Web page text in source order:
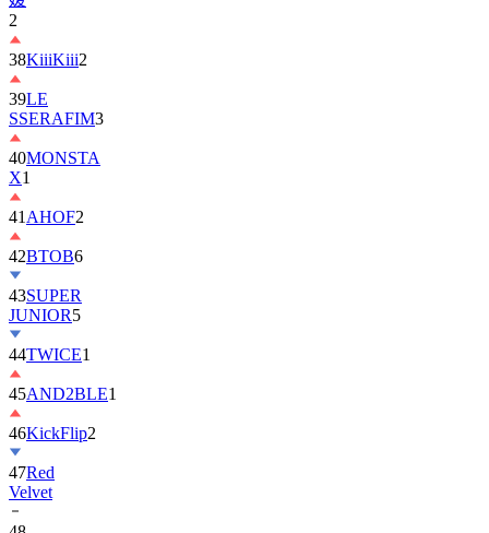
38
39LE
SSERAFIM
40MONSTA
X
41AHOF
42 BTOB6
43SUPER
JUNIOR
44TWICE
45AND2BLE
46KickFlip2
47Red
Velvet
48
朴